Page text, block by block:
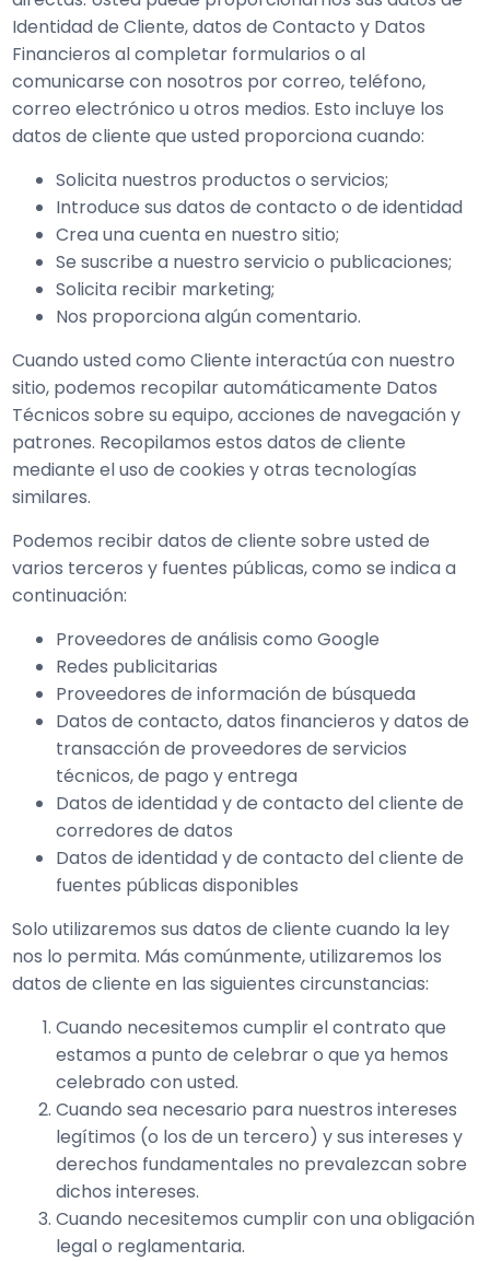
Identidad de Cliente, datos de Contacto y Datos
Financieros al completar formularios o al
comunicarse con nosotros por correo, teléfono,
correo electrónico u otros medios. Esto incluye los
datos de cliente que usted proporciona cuando:
Solicita nuestros productos o servicios;
Introduce sus datos de contacto o de identidad
Crea una cuenta en nuestro sitio;
Se suscribe a nuestro servicio o publicaciones;
Solicita recibir marketing;
Nos proporciona algún comentario.
Cuando usted como Cliente interactúa con nuestro
sitio, podemos recopilar automáticamente Datos
Técnicos sobre su equipo, acciones de navegación y
patrones. Recopilamos estos datos de cliente
mediante el uso de cookies y otras tecnologías
similares.
Podemos recibir datos de cliente sobre usted de
varios terceros y fuentes públicas, como se indica a
continuación:
Proveedores de análisis como Google
Redes publicitarias
Proveedores de información de búsqueda
Datos de contacto, datos financieros y datos de
transacción de proveedores de servicios
técnicos, de pago y entrega
Datos de identidad y de contacto del cliente de
corredores de datos
Datos de identidad y de contacto del cliente de
fuentes públicas disponibles
Solo utilizaremos sus datos de cliente cuando la ley
nos lo permita. Más comúnmente, utilizaremos los
datos de cliente en las siguientes circunstancias:
Cuando necesitemos cumplir el contrato que
estamos a punto de celebrar o que ya hemos
celebrado con usted.
Cuando sea necesario para nuestros intereses
legítimos (o los de un tercero) y sus intereses y
derechos fundamentales no prevalezcan sobre
dichos intereses.
Cuando necesitemos cumplir con una obligación
legal o reglamentaria.